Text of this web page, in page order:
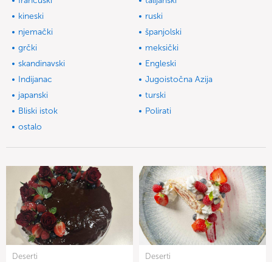
kineski
ruski
njemački
španjolski
grčki
meksički
skandinavski
Engleski
Indijanac
Jugoistočna Azija
japanski
turski
Bliski istok
Polirati
ostalo
Deserti Deserti